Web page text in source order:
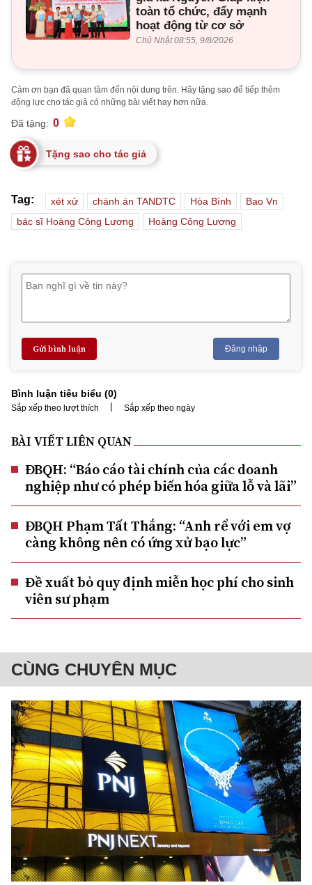
toàn tổ chức, đẩy mạnh
hoạt động từ cơ sở
Chủ Nhật 08:55, 9/8/2026
Cảm ơn bạn đã quan tâm đến nội dung trên. Hãy tặng sao để tiếp thêm
động lực cho tác giả có những bài viết hay hơn nữa.
Đã tặng: 0
Tặng sao cho tác giả
Tag: xét xử chánh án TANDTC Hòa Bình
Bao Vn
bác sĩ Hoàng Công Lương
Hoàng Công Lương
Gửi bình luận Đăng nhập
Bình luận tiêu biểu (0)
Sắp xếp theo lượt thích | Sắp xếp theo ngày
BÀI VIẾT LIÊN QUAN
ĐBQH: “Báo cáo tài chính của các doanh
nghiệp như có phép biến hóa giữa lỗ và lãi”
ĐBQH Phạm Tất Thắng: “Anh rể với em vợ
càng không nên có ứng xử bạo lực”
Đề xuất bỏ quy định miễn học phí cho sinh
viên sư phạm
CÙNG CHUYÊN MỤC